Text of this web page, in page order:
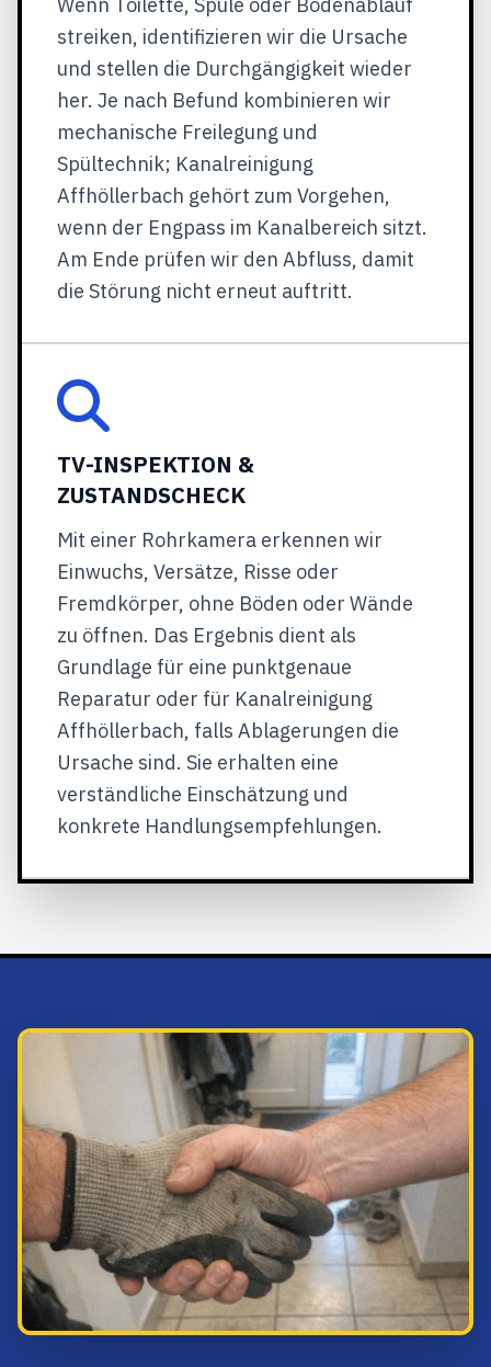
streiken, identifizieren wir die Ursache
und stellen die Durchgängigkeit wieder
her. Je nach Befund kombinieren wir
mechanische Freilegung und
Spültechnik; Kanalreinigung
Affhöllerbach gehört zum Vorgehen,
wenn der Engpass im Kanalbereich sitzt.
Am Ende prüfen wir den Abfluss, damit
die Störung nicht erneut auftritt.
TV-INSPEKTION &
ZUSTANDSCHECK
Mit einer Rohrkamera erkennen wir
Einwuchs, Versätze, Risse oder
Fremdkörper, ohne Böden oder Wände
zu öffnen. Das Ergebnis dient als
Grundlage für eine punktgenaue
Reparatur oder für Kanalreinigung
Affhöllerbach, falls Ablagerungen die
Ursache sind. Sie erhalten eine
verständliche Einschätzung und
konkrete Handlungsempfehlungen.